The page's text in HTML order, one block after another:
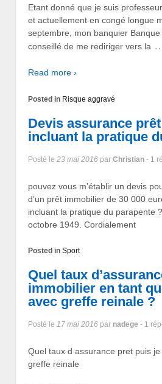
Etant donné que je suis
et actuellement en congé longue
septembre, mon banquier Banque
conseillé de me rediriger vers la
Read more ›
Posted in Risque aggravé
Devis assurance
incluant la pratique
Posté le 23 mai 2016 par Christian - 1
pouvez vous m’établir un devis
d’un prêt immobilier de 30 000
incluant la pratique du parapente
octobre 1949. Cordialement
Posted in Sport
Quel taux
immobilier en tant
avec greffe reinale ?
Posté le 17 mai 2016 par nadege - 1
Quel taux d assurance pret puis
greffe reinale